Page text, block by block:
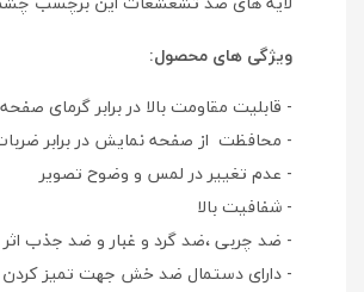
ویژگی های محصول:
- قابلیت مقاومت بالا در برابر گرمای
- محافظت از صفحه نمایش در برابر
- عدم تغییر در لمس و وضوح تصویر
- شفافیت بالا
- ضد چربی ،ضد گرد و غبار و ضد جذب
- دارای دستمال ضد خش جهت تمیز